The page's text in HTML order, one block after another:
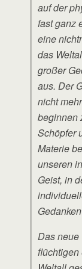
auf der
fast ganz
eine
das
großer
aus. Der
nicht
beginnen
Schöpfer
Materie
unseren
Geist, in
Das neue
flüchtigen